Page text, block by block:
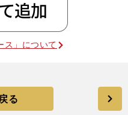
ス」について
る